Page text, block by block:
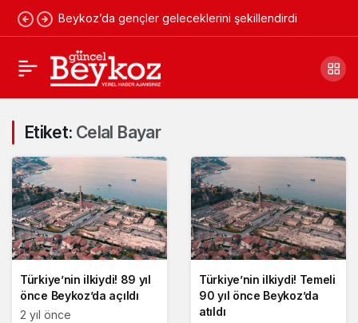
Beykoz’da gençler geleceklerini şekillendirdi
Etiket: Celal Bayar
Türkiye’nin ilkiydi! 89 yıl
önce Beykoz’da açıldı
2 yıl önce
Türkiye’nin ilkiydi! Temeli
90 yıl önce Beykoz’da
atıldı